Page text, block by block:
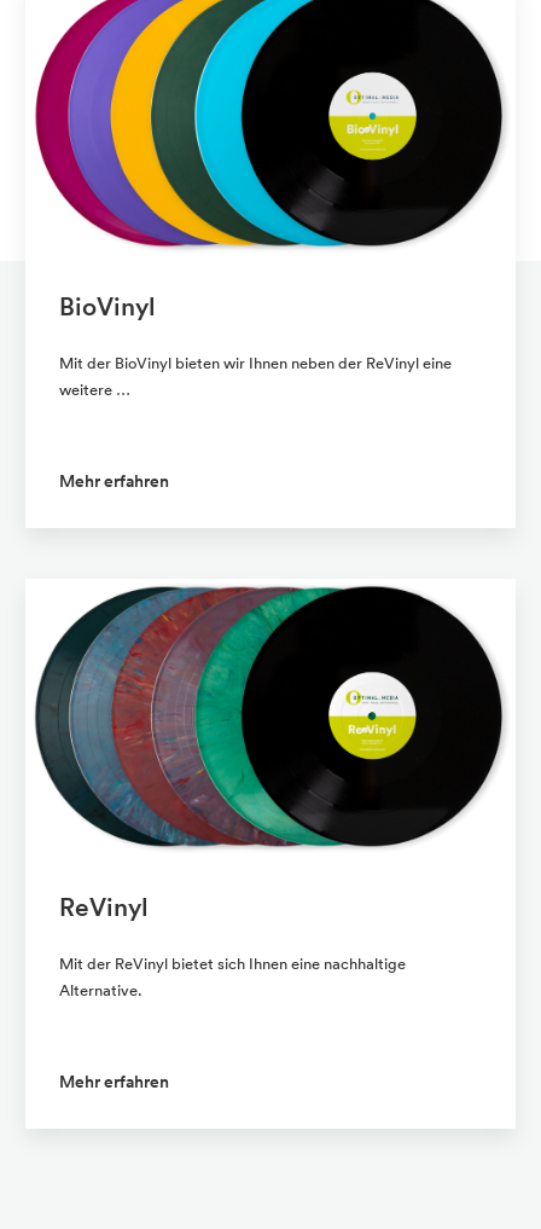
BioVinyl
Mit der BioVinyl bieten wir Ihnen neben der ReVinyl eine
weitere …
Mehr erfahren
ReVinyl
Mit der ReVinyl bietet sich Ihnen eine nachhaltige
Alternative.
Mehr erfahren